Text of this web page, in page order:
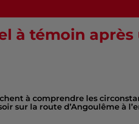
à témoin
à comprendre les
sur la route d’Angoulême à